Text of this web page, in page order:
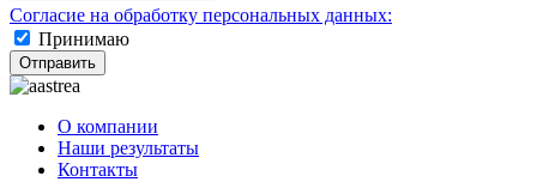
Согласие на обработку персональных данных:
Принимаю
Отправить
О компании
Наши результаты
Контакты